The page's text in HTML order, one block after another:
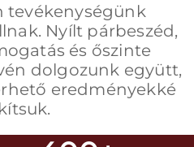
tevékenységünk
Nyílt párbeszéd,
és őszinte
dolgozunk együtt,
eredményekké